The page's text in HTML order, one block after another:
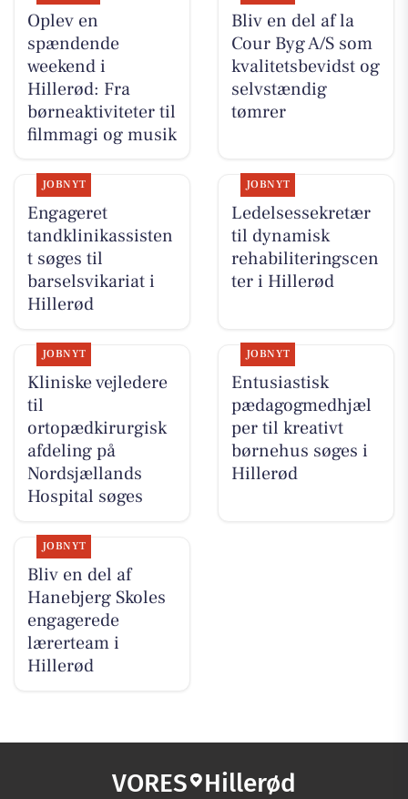
Oplev en
spændende
weekend i
Hillerød: Fra
børneaktiviteter til
filmmagi og musik
Bliv en del af la
Cour Byg A/S som
kvalitetsbevidst og
selvstændig
tømrer
JOBNYT
Engageret
tandklinikassisten
t søges til
barselsvikariat i
Hillerød
JOBNYT
Ledelsessekretær
til dynamisk
rehabiliteringscen
ter i Hillerød
JOBNYT
Kliniske vejledere
til
ortopædkirurgisk
afdeling på
Nordsjællands
Hospital søges
JOBNYT
Entusiastisk
pædagogmedhjæl
per til kreativt
børnehus søges i
Hillerød
JOBNYT
Bliv en del af
Hanebjerg Skoles
engagerede
lærerteam i
Hillerød
VORES Hillerød